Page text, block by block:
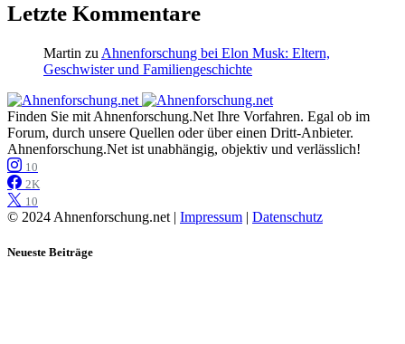
Letzte Kommentare
Martin zu Ahnenforschung bei Elon Musk: Eltern,
Geschwister und Familiengeschichte
Finden Sie mit Ahnenforschung.Net Ihre Vorfahren. Egal ob im
Forum, durch unsere Quellen oder über einen Dritt-Anbieter.
Ahnenforschung.Net ist unabhängig, objektiv und verlässlich!
10
2K
10
© 2024 Ahnenforschung.net | Impressum | Datenschutz
Neueste Beiträge